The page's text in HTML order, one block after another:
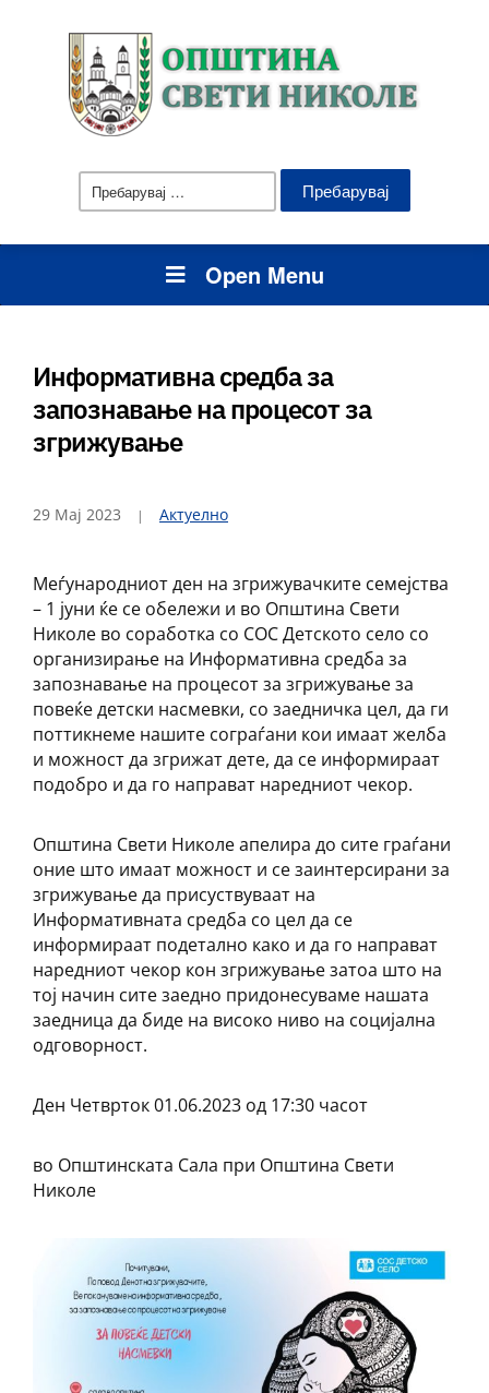
Пребарувај
за:
Open Menu
Информативна средба за
запознавање на процесот за
згрижување
29 Мај 2023 Актуелно
Меѓународниот ден на згрижувачките семејства
– 1 јуни ќе се обележи и во Општина Свети
Николе во соработка со СОС Детското село со
организирање на Информативна средба за
запознавање на процесот за згрижување за
повеќе детски насмевки, со заедничка цел, да ги
поттикнеме нашите сограѓани кои имаат желба
и можност да згрижат дете, да се информираат
подобро и да го направат наредниот чекор.
Општина Свети Николе апелира до сите граѓани
оние што имаат можност и се заинтерсирани за
згрижување да присуствуваат на
Информативната средба со цел да се
информираат подетално како и да го направат
наредниот чекор кон згрижување затоа што на
тој начин сите заедно придонесуваме нашата
заедница да биде на високо ниво на социјална
одговорност.
Ден Четврток 01.06.2023 од 17:30 часот
во Општинската Сала при Општина Свети
Николе